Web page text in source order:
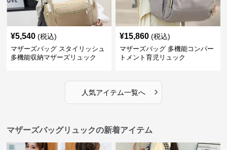
¥5,540 (税込)
マザーズバッグ スタイリッシュ
多機能収納マザーズリュック
¥15,860 (税込)
マザーズバッグ 多機能コンパー
トメント育児リュック
人気アイテム一覧へ ›
マザーズバッグリュックの新着アイテム